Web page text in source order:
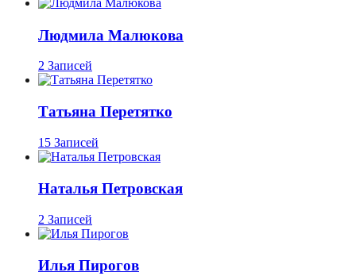
Людмила Малюкова
2 Записей
Татьяна Перетятко
15 Записей
Наталья Петровская
2 Записей
Илья Пирогов